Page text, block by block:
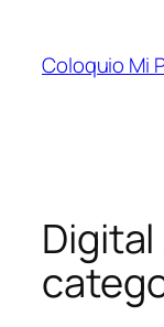
Coloquio Mi